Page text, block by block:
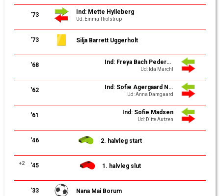
'73 Ind: Mette Hylleberg
Ud: Emma Tholstrup
'73 Silja Barrett Uggerholt
'68 Ind: Freya Bach Pedersen
Ud: Ida Marchl
'62 Ind: Sofie Agergaard Nielsen
Ud: Anna Damgaard
'61 Ind: Sofie Madsen
Ud: Ditte Autzen
'46 2. halvleg start
'45
+2 1. halvleg slut
'33 Nana Mai Borum